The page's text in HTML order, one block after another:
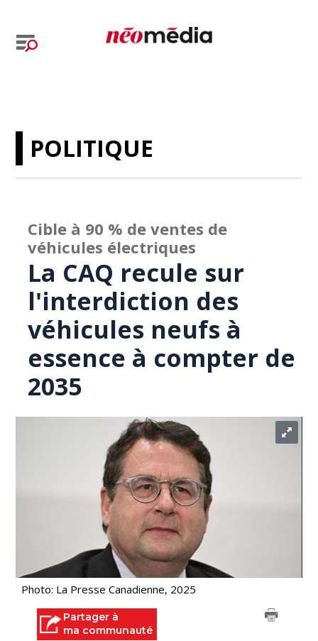
POLITIQUE
Cible à 90 % de ventes de
véhicules électriques
La CAQ recule sur
l'interdiction des
véhicules neufs à
essence à compter de
2035
Photo: La Presse Canadienne, 2025
Partager à
ma communauté